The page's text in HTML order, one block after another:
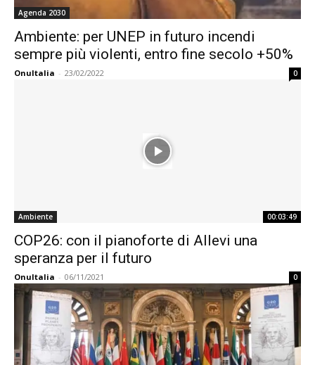
Agenda 2030
Ambiente: per UNEP in futuro incendi
sempre più violenti, entro fine secolo +50%
OnuItalia - 23/02/2022 0
Ambiente 00:03:49
COP26: con il pianoforte di Allevi una
speranza per il futuro
OnuItalia - 06/11/2021 0